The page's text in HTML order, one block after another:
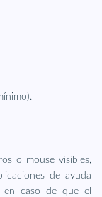
o mouse visibles,
de ayuda
en caso de que el